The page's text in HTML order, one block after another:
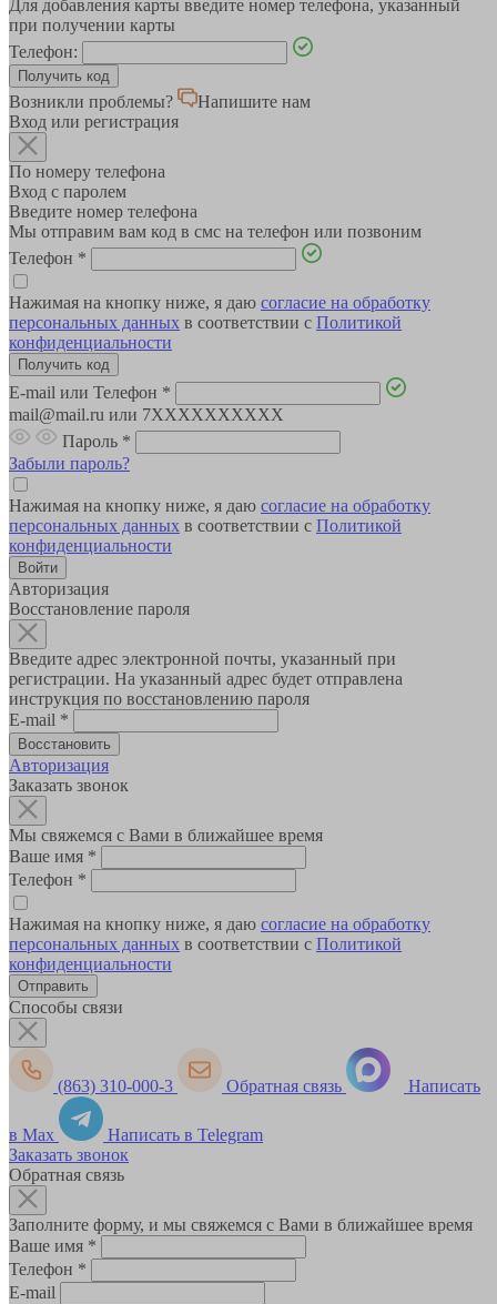
Для добавления карты введите номер телефона, указанный
при получении карты
Телефон:
Возникли проблемы?
Напишите нам
Вход или регистрация
По номеру телефона
Вход с паролем
Введите номер телефона
Мы отправим вам код в смс на телефон или позвоним
Телефон *
Нажимая на кнопку ниже, я даю согласие на обработку
персональных данных в соответствии с Политикой
конфиденциальности
E-mail или Телефон *
mail@mail.ru или 7XXXXXXXXXX
Пароль *
Забыли пароль?
Нажимая на кнопку ниже, я даю согласие на обработку
персональных данных в соответствии с Политикой
конфиденциальности
Авторизация
Восстановление пароля
Введите адрес электронной почты, указанный при
регистрации. На указанный адрес будет отправлена
инструкция по восстановлению пароля
E-mail *
Авторизация
Заказать звонок
Мы свяжемся с Вами в ближайшее время
Ваше имя *
Телефон *
Нажимая на кнопку ниже, я даю согласие на обработку
персональных данных в соответствии с Политикой
конфиденциальности
Способы связи
(863) 310-000-3 Обратная связь Написать
в Max
Написать в Telegram
Заказать звонок
Обратная связь
Заполните форму, и мы свяжемся с Вами в ближайшее время
Ваше имя *
Телефон *
E-mail